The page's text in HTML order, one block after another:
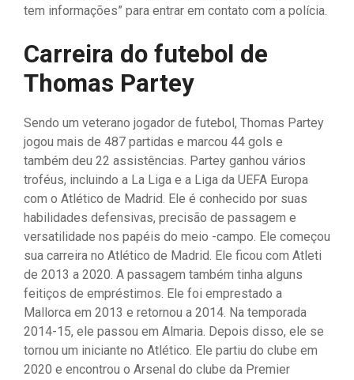
tem informações” para entrar em contato com a polícia.
Carreira do futebol de
Thomas Partey
Sendo um veterano jogador de futebol, Thomas Partey
jogou mais de 487 partidas e marcou 44 gols e
também deu 22 assistências. Partey ganhou vários
troféus, incluindo a La Liga e a Liga da UEFA Europa
com o Atlético de Madrid. Ele é conhecido por suas
habilidades defensivas, precisão de passagem e
versatilidade nos papéis do meio -campo. Ele começou
sua carreira no Atlético de Madrid. Ele ficou com Atleti
de 2013 a 2020. A passagem também tinha alguns
feitiços de empréstimos. Ele foi emprestado a
Mallorca em 2013 e retornou a 2014. Na temporada
2014-15, ele passou em Almaria. Depois disso, ele se
tornou um iniciante no Atlético. Ele partiu do clube em
2020 e encontrou o Arsenal do clube da Premier